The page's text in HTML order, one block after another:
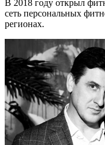
В 2018 году открыл
сеть персональных
регионах.